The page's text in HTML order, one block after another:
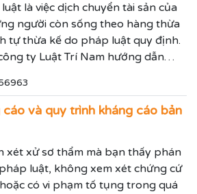
là việc dịch chuyển tài sản của
người còn sống theo hàng thừa
tự thừa kế do pháp luật quy định.
ty Luật Trí Nam hướng dẫn
và quy trình kháng cáo bản
xét xử sơ thẩm mà bạn thấy phán
luật, không xem xét chứng cứ
có vi phạm tố tụng trong quá